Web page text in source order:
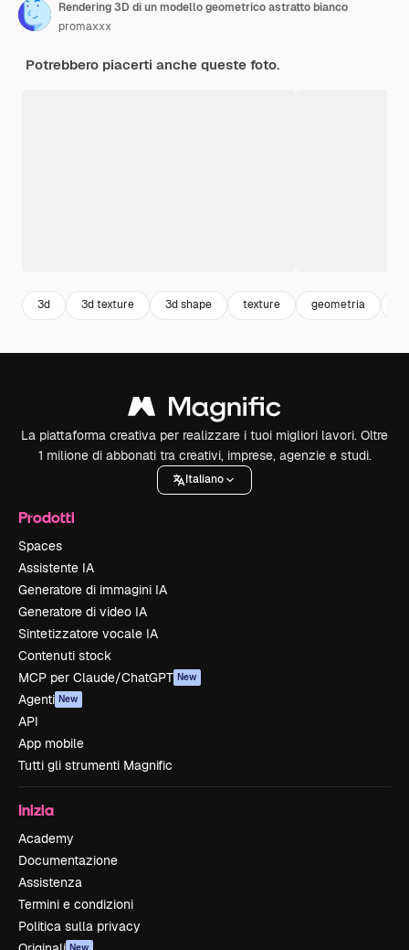
Rendering 3D di un modello geometrico astratto bianco
promaxxx
Potrebbero piacerti anche queste foto.
3d 3d texture 3d shape texture geometria
La piattaforma creativa per realizzare i tuoi migliori lavori. Oltre
1 milione di abbonati tra creativi, imprese, agenzie e studi.
Italiano
Prodotti
Spaces
Assistente IA
Generatore di immagini IA
Generatore di video IA
Sintetizzatore vocale IA
Contenuti stock
MCP per Claude/ChatGPT New
Agenti New
API
App mobile
Tutti gli strumenti Magnific
Inizia
Academy
Documentazione
Assistenza
Termini e condizioni
Politica sulla privacy
New